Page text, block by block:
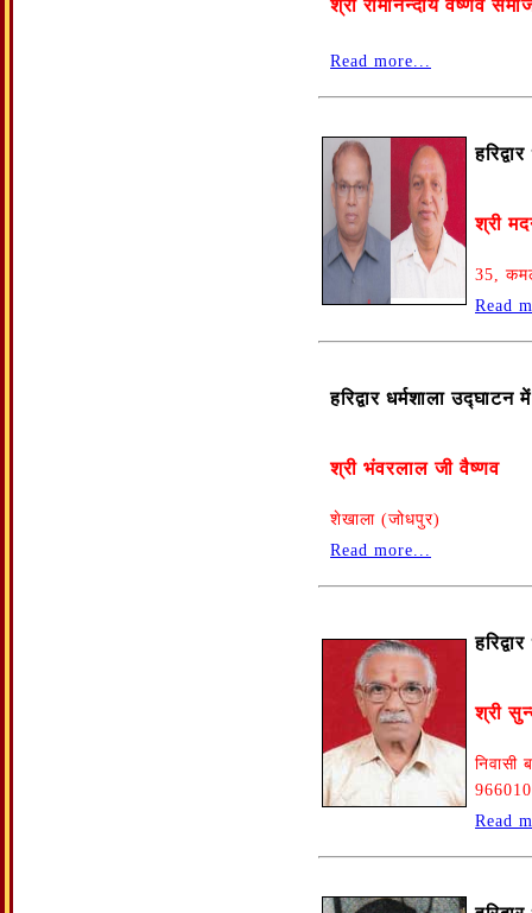
श्री रामानन्दीय वैष्णव
Read more...
श्री
35,
Read
हरिद्वार धर्मशाला
श्री भंवरलाल जी वैष्णव
शेखाला (जोधपुर)
Read more...
श्री
Read